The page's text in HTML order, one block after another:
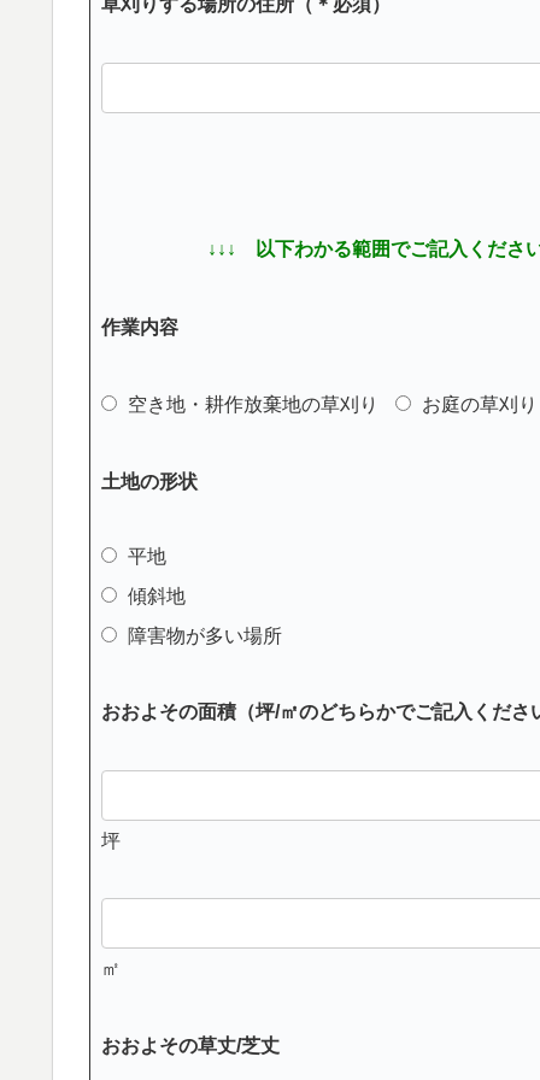
草刈りする場所の住所（＊必須）
↓↓↓ 以下わかる範囲でご記入くださ
作業内容
空き地・耕作放棄地の草刈り お庭の草刈り
土地の形状
平地
傾斜地
障害物が多い場所
おおよその面積（坪/㎡のどちらかでご記入くださ
坪
㎡
おおよその草丈/芝丈